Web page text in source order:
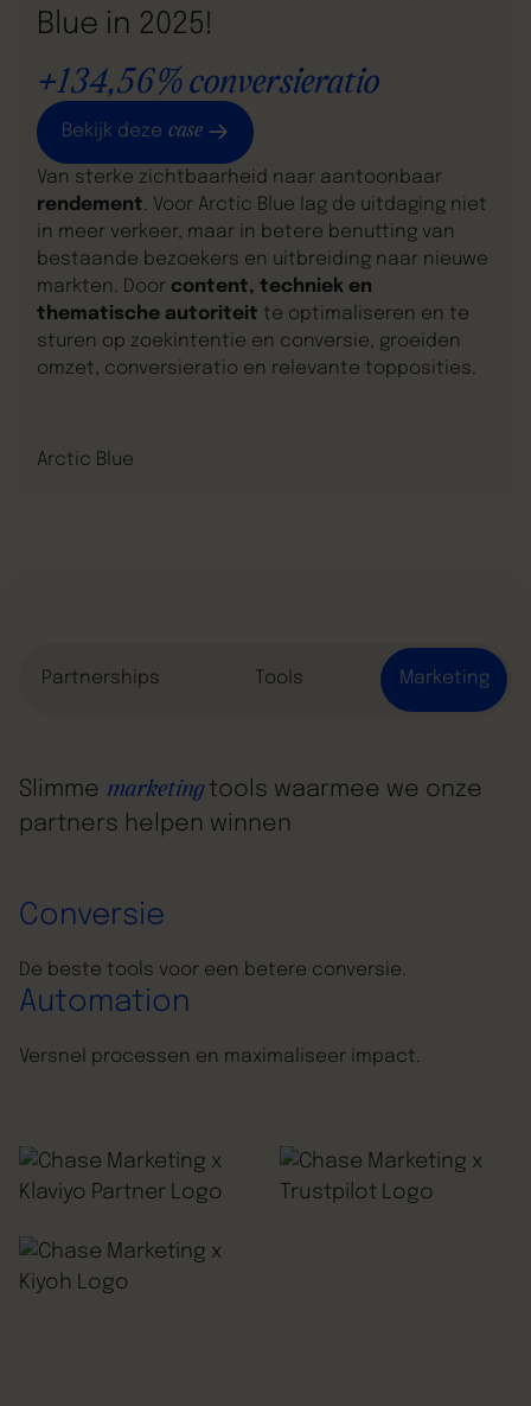
Blue in 2025!
+134,56% conversieratio
Bekijk deze case
Van sterke zichtbaarheid naar aantoonbaar
rendement. Voor Arctic Blue lag de uitdaging niet
in meer verkeer, maar in betere benutting van
bestaande bezoekers en uitbreiding naar nieuwe
markten. Door content, techniek en
thematische autoriteit te optimaliseren en te
sturen op zoekintentie en conversie, groeiden
omzet, conversieratio en relevante topposities.
Arctic Blue
Partnerships Tools Marketing
Slimme marketingtools waarmee we onze
partners helpen winnen
Conversie
De beste tools voor een betere conversie.
Automation
Versnel processen en maximaliseer impact.